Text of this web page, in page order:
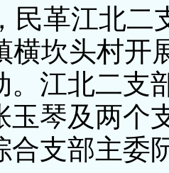
革江北二
横坎头村开
。江北二支
玉琴及两个
合支部主委